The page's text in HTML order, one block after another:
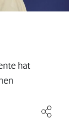
hat